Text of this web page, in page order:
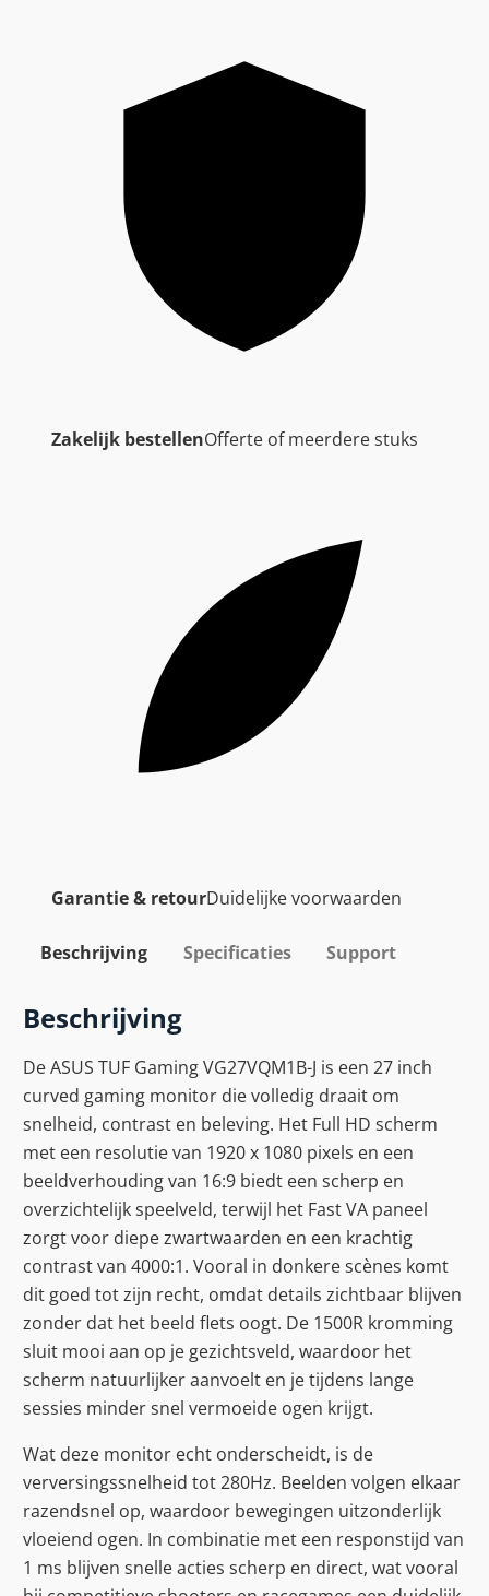
Zakelijk bestellenOfferte of meerdere stuks
Garantie & retourDuidelijke voorwaarden
Beschrijving Specificaties Support
Beschrijving
De ASUS TUF Gaming VG27VQM1B-J is een 27 inch
curved gaming monitor die volledig draait om
snelheid, contrast en beleving. Het Full HD scherm
met een resolutie van 1920 x 1080 pixels en een
beeldverhouding van 16:9 biedt een scherp en
overzichtelijk speelveld, terwijl het Fast VA paneel
zorgt voor diepe zwartwaarden en een krachtig
contrast van 4000:1. Vooral in donkere scènes komt
dit goed tot zijn recht, omdat details zichtbaar blijven
zonder dat het beeld flets oogt. De 1500R kromming
sluit mooi aan op je gezichtsveld, waardoor het
scherm natuurlijker aanvoelt en je tijdens lange
sessies minder snel vermoeide ogen krijgt.
Wat deze monitor echt onderscheidt, is de
verversingssnelheid tot 280Hz. Beelden volgen elkaar
razendsnel op, waardoor bewegingen uitzonderlijk
vloeiend ogen. In combinatie met een responstijd van
1 ms blijven snelle acties scherp en direct, wat vooral